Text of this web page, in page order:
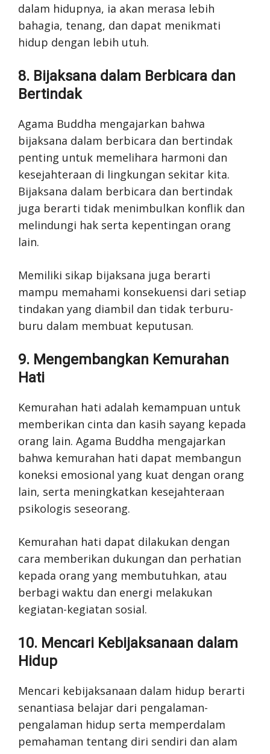
dalam hidupnya, ia akan merasa lebih
bahagia, tenang, dan dapat menikmati
hidup dengan lebih utuh.
8. Bijaksana dalam Berbicara dan
Bertindak
Agama Buddha mengajarkan bahwa
bijaksana dalam berbicara dan bertindak
penting untuk memelihara harmoni dan
kesejahteraan di lingkungan sekitar kita.
Bijaksana dalam berbicara dan bertindak
juga berarti tidak menimbulkan konflik dan
melindungi hak serta kepentingan orang
lain.
Memiliki sikap bijaksana juga berarti
mampu memahami konsekuensi dari setiap
tindakan yang diambil dan tidak terburu-
buru dalam membuat keputusan.
9. Mengembangkan Kemurahan
Hati
Kemurahan hati adalah kemampuan untuk
memberikan cinta dan kasih sayang kepada
orang lain. Agama Buddha mengajarkan
bahwa kemurahan hati dapat membangun
koneksi emosional yang kuat dengan orang
lain, serta meningkatkan kesejahteraan
psikologis seseorang.
Kemurahan hati dapat dilakukan dengan
cara memberikan dukungan dan perhatian
kepada orang yang membutuhkan, atau
berbagi waktu dan energi melakukan
kegiatan-kegiatan sosial.
10. Mencari Kebijaksanaan dalam
Hidup
Mencari kebijaksanaan dalam hidup berarti
senantiasa belajar dari pengalaman-
pengalaman hidup serta memperdalam
pemahaman tentang diri sendiri dan alam